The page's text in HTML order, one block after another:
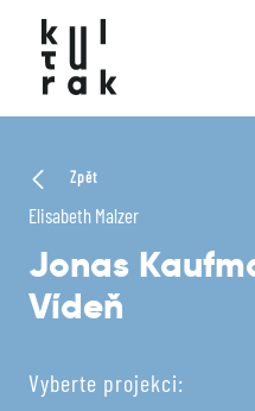
Zpět
Elisabeth Malzer
Jonas
Vídeň
Vyberte projekci: